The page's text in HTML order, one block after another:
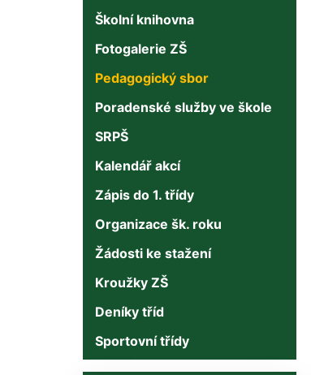
Školní knihovna
Fotogalerie ZŠ
Pedagogický sbor
Poradenské služby ve škole
SRPŠ
Kalendář akcí
Zápis do 1. třídy
Organizace šk. roku
Žádosti ke stažení
Kroužky ZŠ
Deníky tříd
Sportovní třídy